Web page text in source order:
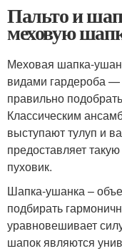
Пальто и
меховую
Меховая шапка-
видами гардероба —
правильно
Классическим
выступают тулуп и
предоставляет
пуховик.
Шапка-ушанка –
подбирать
уравновешивает
шапок являются